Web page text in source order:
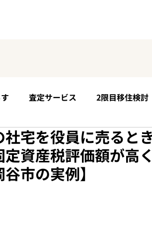
査定サービス 2限目移住検討
【90秒解説】 5限目購入手順
お役立ち情報 個性が育つ場所
社宅を役員に売ると
資産税評価額が高
市の実例】